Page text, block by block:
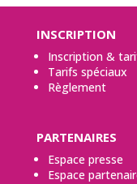
INSCRIPTION
Inscription &
Tarifs spéciaux
Règlement
PARTENAIRES
Espace presse
Espace